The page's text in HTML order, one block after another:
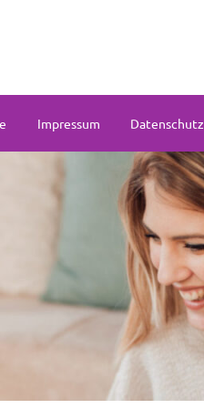
Impressum Datenschutz